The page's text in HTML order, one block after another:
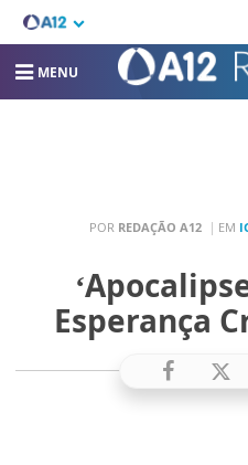
MENU
POR REDAÇÃO A12 EM
Esperança